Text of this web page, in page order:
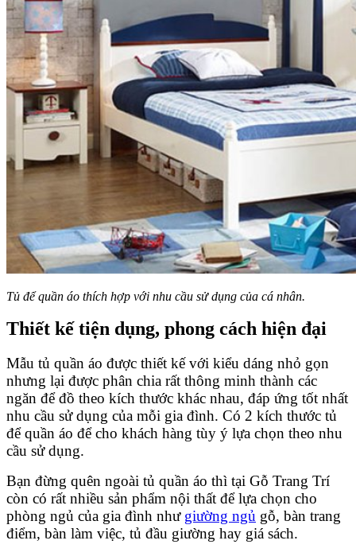
Tủ để quần áo thích hợp với nhu cầu sử dụng của cá nhân.
Thiết kế tiện dụng, phong cách hiện đại
Mẫu tủ quần áo được thiết kế với kiểu dáng nhỏ gọn
nhưng lại được phân chia rất thông minh thành các
ngăn để đồ theo kích thước khác nhau, đáp ứng tốt nhất
nhu cầu sử dụng của mỗi gia đình. Có 2 kích thước tủ
để quần áo để cho khách hàng tùy ý lựa chọn theo nhu
cầu sử dụng.
Bạn đừng quên ngoài tủ quần áo thì tại Gỗ Trang Trí
còn có rất nhiều sản phẩm nội thất để lựa chọn cho
phòng ngủ của gia đình như giường ngủ gỗ, bàn trang
điểm, bàn làm việc, tủ đầu giường hay giá sách.